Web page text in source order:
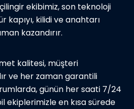
ekibimiz, son teknoloji
kapıyı, kilidi ve anahtarı
kazandırır.
kalitesi, müşteri
ve her zaman garantili
günün her saati 7/24
ekiplerimizle en kısa sürede